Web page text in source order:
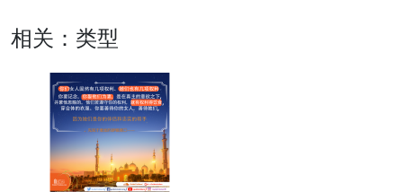
相关：类型